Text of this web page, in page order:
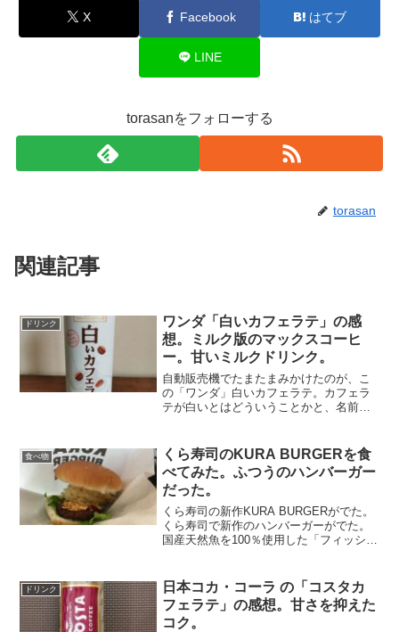
X Facebook はてブ
LINE
torasanをフォローする
torasan
関連記事
ドリンク
ワンダ「白いカフェラテ」の感
想。ミルク版のマックスコーヒ
ー。甘いミルクドリンク。
自動販売機でたまたまみかけたのが、こ
の「ワンダ」白いカフェラテ。カフェラ
テが白いとはどういうことかと、名前に
うな色をしている。味は、カフェラテと
言うわりには、コーヒーの...
食べ物
くら寿司のKURA BURGERを食
べてみた。ふつうのハンバーガー
だった。
くら寿司の新作KURA BURGERがでた。
くら寿司で新作のハンバーガーがでた。
国産天然魚を100％使用した「フィッシュ
ーガー」、「体にやさしいバーガー」、
四大添加物...
ドリンク
日本コカ・コーラ の「コスタカ
フェラテ」の感想。甘さを抑えた
コク。